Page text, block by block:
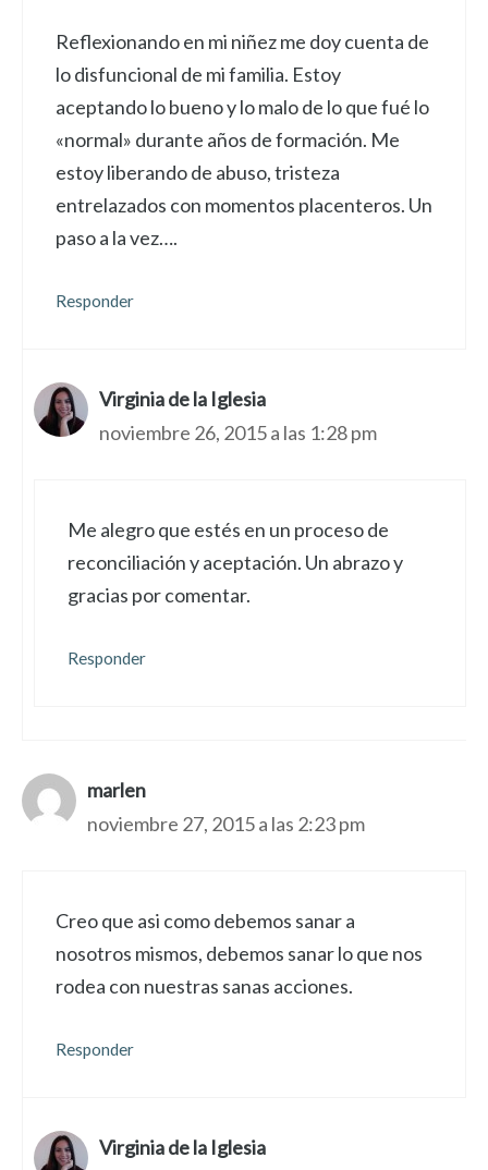
Reflexionando en mi niñez me doy cuenta de
lo disfuncional de mi familia. Estoy
aceptando lo bueno y lo malo de lo que fué lo
«normal» durante años de formación. Me
estoy liberando de abuso, tristeza
entrelazados con momentos placenteros. Un
paso a la vez….
Responder
Virginia de la Iglesia
noviembre 26, 2015 a las 1:28 pm
Me alegro que estés en un proceso de
reconciliación y aceptación. Un abrazo y
gracias por comentar.
Responder
marlen
noviembre 27, 2015 a las 2:23 pm
Creo que asi como debemos sanar a
nosotros mismos, debemos sanar lo que nos
rodea con nuestras sanas acciones.
Responder
Virginia de la Iglesia